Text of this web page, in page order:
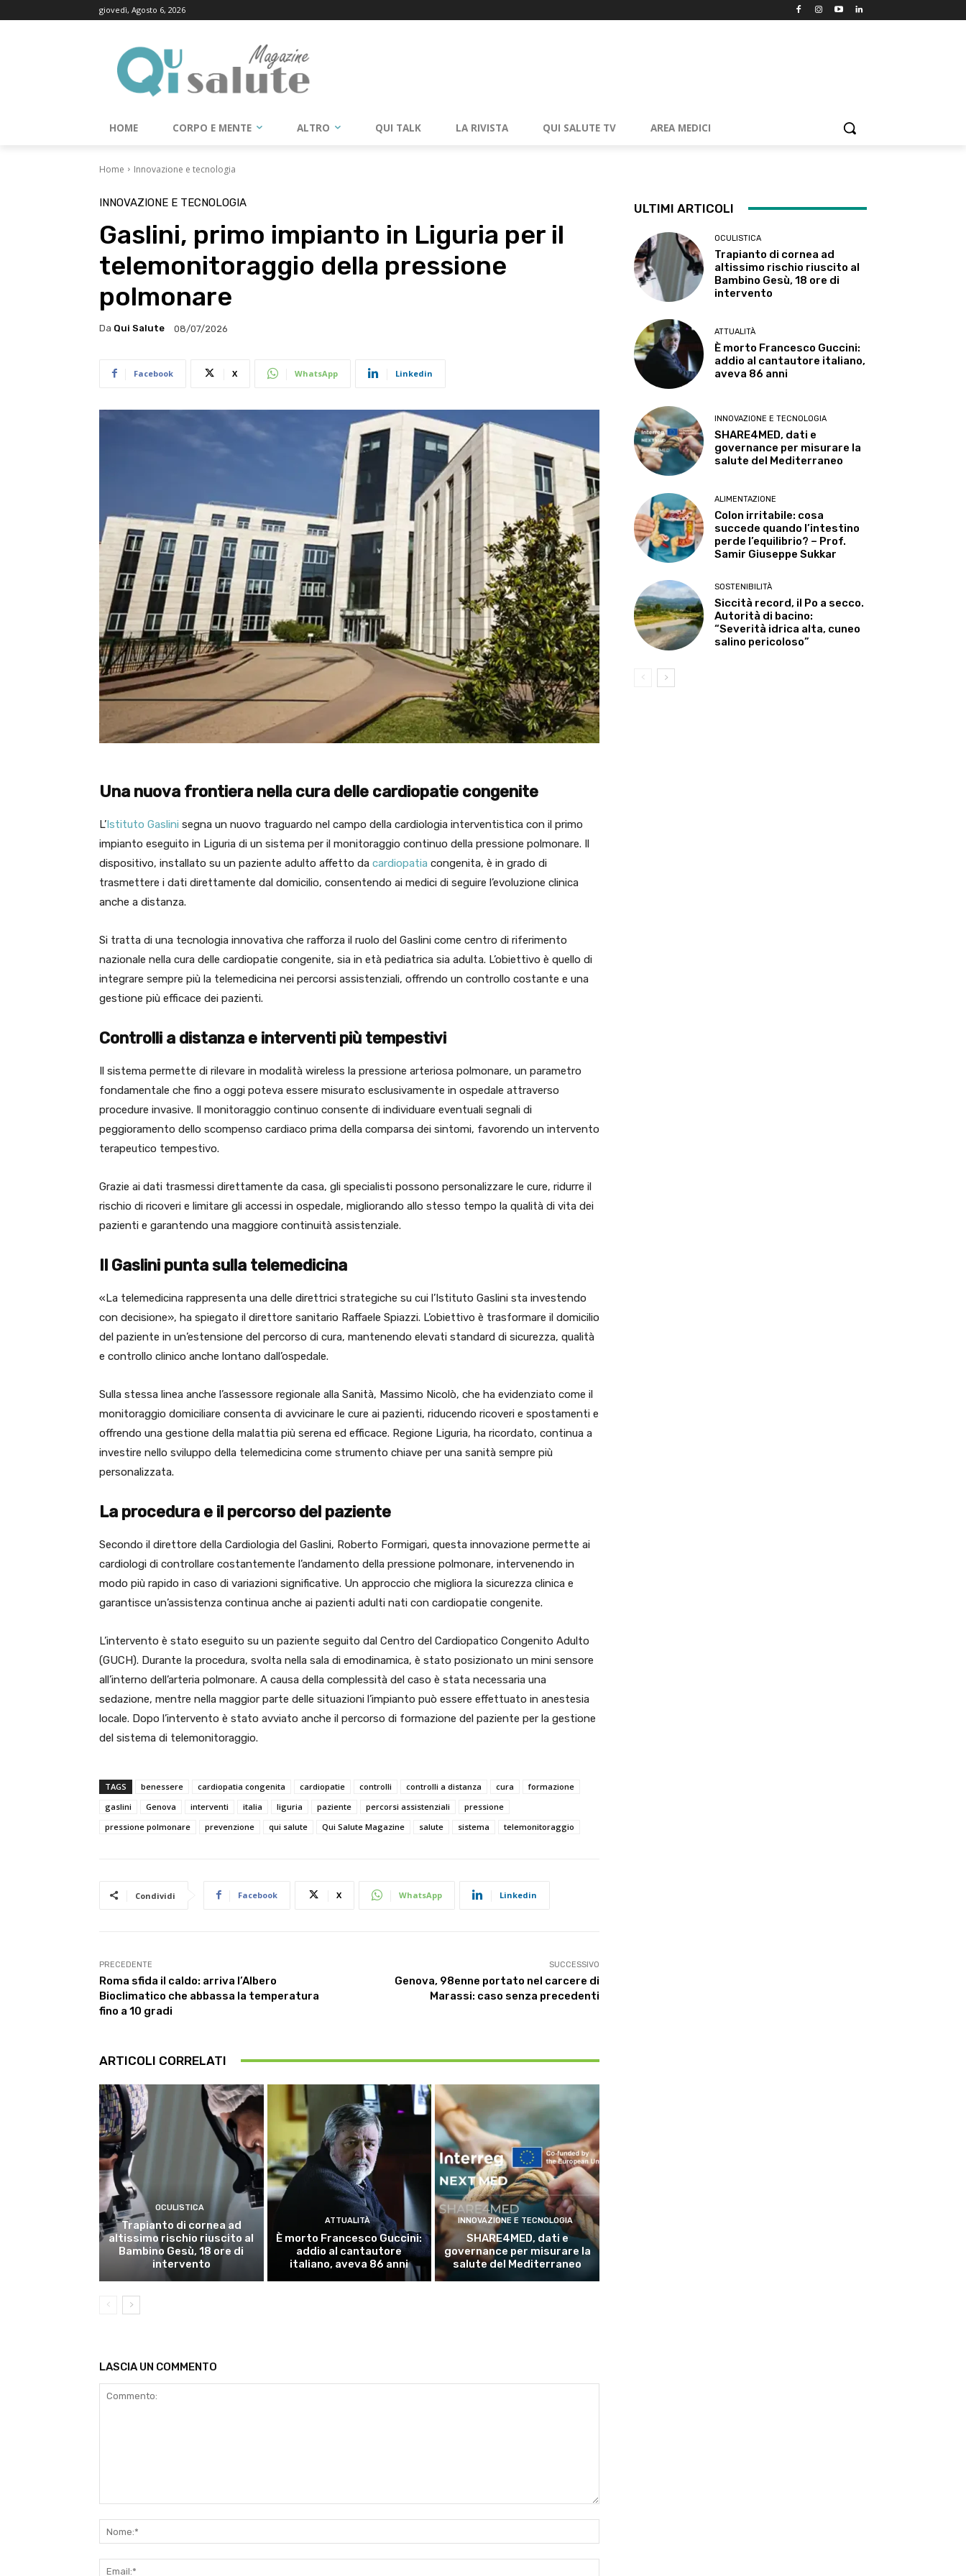
giovedì, Agosto 6, 2026
HOME CORPO E MENTE ALTRO QUI TALK LA RIVISTA QUI SALUTE TV AREA MEDICI
Home Innovazione e tecnologia
INNOVAZIONE E TECNOLOGIA
Gaslini, primo impianto in Liguria per il
telemonitoraggio della pressione
polmonare
Da Qui Salute 08/07/2026
Facebook X WhatsApp Linkedin
Una nuova frontiera nella cura delle cardiopatie congenite
L’Istituto Gaslini segna un nuovo traguardo nel campo della cardiologia interventistica con il primo
impianto eseguito in Liguria di un sistema per il monitoraggio continuo della pressione polmonare. Il
dispositivo, installato su un paziente adulto affetto da cardiopatia congenita, è in grado di
trasmettere i dati direttamente dal domicilio, consentendo ai medici di seguire l’evoluzione clinica
anche a distanza.
Si tratta di una tecnologia innovativa che rafforza il ruolo del Gaslini come centro di riferimento
nazionale nella cura delle cardiopatie congenite, sia in età pediatrica sia adulta. L’obiettivo è quello di
integrare sempre più la telemedicina nei percorsi assistenziali, offrendo un controllo costante e una
gestione più efficace dei pazienti.
Controlli a distanza e interventi più tempestivi
Il sistema permette di rilevare in modalità wireless la pressione arteriosa polmonare, un parametro
fondamentale che fino a oggi poteva essere misurato esclusivamente in ospedale attraverso
procedure invasive. Il monitoraggio continuo consente di individuare eventuali segnali di
peggioramento dello scompenso cardiaco prima della comparsa dei sintomi, favorendo un intervento
terapeutico tempestivo.
Grazie ai dati trasmessi direttamente da casa, gli specialisti possono personalizzare le cure, ridurre il
rischio di ricoveri e limitare gli accessi in ospedale, migliorando allo stesso tempo la qualità di vita dei
pazienti e garantendo una maggiore continuità assistenziale.
Il Gaslini punta sulla telemedicina
«La telemedicina rappresenta una delle direttrici strategiche su cui l’Istituto Gaslini sta investendo
con decisione», ha spiegato il direttore sanitario Raffaele Spiazzi. L’obiettivo è trasformare il domicilio
del paziente in un’estensione del percorso di cura, mantenendo elevati standard di sicurezza, qualità
e controllo clinico anche lontano dall’ospedale.
Sulla stessa linea anche l’assessore regionale alla Sanità, Massimo Nicolò, che ha evidenziato come il
monitoraggio domiciliare consenta di avvicinare le cure ai pazienti, riducendo ricoveri e spostamenti e
offrendo una gestione della malattia più serena ed efficace. Regione Liguria, ha ricordato, continua a
investire nello sviluppo della telemedicina come strumento chiave per una sanità sempre più
personalizzata.
La procedura e il percorso del paziente
Secondo il direttore della Cardiologia del Gaslini, Roberto Formigari, questa innovazione permette ai
cardiologi di controllare costantemente l’andamento della pressione polmonare, intervenendo in
modo più rapido in caso di variazioni significative. Un approccio che migliora la sicurezza clinica e
garantisce un’assistenza continua anche ai pazienti adulti nati con cardiopatie congenite.
L’intervento è stato eseguito su un paziente seguito dal Centro del Cardiopatico Congenito Adulto
(GUCH). Durante la procedura, svolta nella sala di emodinamica, è stato posizionato un mini sensore
all’interno dell’arteria polmonare. A causa della complessità del caso è stata necessaria una
sedazione, mentre nella maggior parte delle situazioni l’impianto può essere effettuato in anestesia
locale. Dopo l’intervento è stato avviato anche il percorso di formazione del paziente per la gestione
del sistema di telemonitoraggio.
TAGS benessere cardiopatia congenita cardiopatie controlli controlli a distanza cura
formazione
gaslini
Genova interventi italia liguria paziente percorsi assistenziali
pressione
pressione polmonare
prevenzione qui salute Qui Salute Magazine salute sistema telemonitoraggio
Condividi Facebook X WhatsApp Linkedin
PRECEDENTE
Roma sfida il caldo: arriva l’Albero
Bioclimatico che abbassa la temperatura
fino a 10 gradi
SUCCESSIVO
Genova, 98enne portato nel carcere di
Marassi: caso senza precedenti
ARTICOLI CORRELATI
OCULISTICA
Trapianto di cornea ad
altissimo rischio riuscito al
Bambino Gesù, 18 ore di
intervento
ATTUALITÀ
È morto Francesco Guccini:
addio al cantautore
italiano, aveva 86 anni
INNOVAZIONE E TECNOLOGIA
SHARE4MED, dati e
governance per misurare la
salute del Mediterraneo
LASCIA UN COMMENTO
ULTIMI ARTICOLI
OCULISTICA
Trapianto di cornea ad
altissimo rischio riuscito al
Bambino Gesù, 18 ore di
intervento
ATTUALITÀ
È morto Francesco Guccini:
addio al cantautore italiano,
aveva 86 anni
INNOVAZIONE E TECNOLOGIA
SHARE4MED, dati e
governance per misurare la
salute del Mediterraneo
ALIMENTAZIONE
Colon irritabile: cosa
succede quando l’intestino
perde l’equilibrio? – Prof.
Samir Giuseppe Sukkar
SOSTENIBILITÀ
Siccità record, il Po a secco.
Autorità di bacino:
“Severità idrica alta, cuneo
salino pericoloso”